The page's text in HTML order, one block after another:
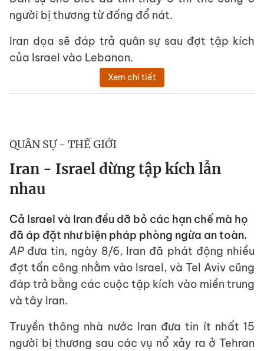
người bị thương từ đống đổ nát.
Iran dọa sẽ đáp trả quân sự sau đợt tập kích
của Israel vào Lebanon.
Xem chi tiết
QUÂN SỰ - THẾ GIỚI
Iran - Israel dừng tập kích lẫn
nhau
Cả Israel và Iran đều dỡ bỏ các hạn chế mà họ
đã áp đặt như biện pháp phòng ngừa an toàn.
APđưa tin, ngày 8/6, Iran đã phát động nhiều
đợt tấn công nhằm vào Israel, và Tel Aviv cũng
đáp trả bằng các cuộc tập kích vào miền trung
và tây Iran.
Truyền thông nhà nước Iran đưa tin ít nhất 15
người bị thương sau các vụ nổ xảy ra ở Tehran